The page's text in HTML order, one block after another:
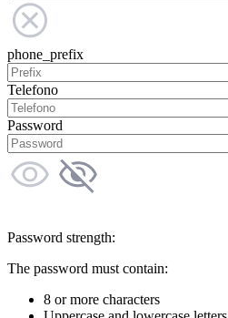
phone_prefix
Telefono
Password
Password strength:
The password must contain:
8 or more characters